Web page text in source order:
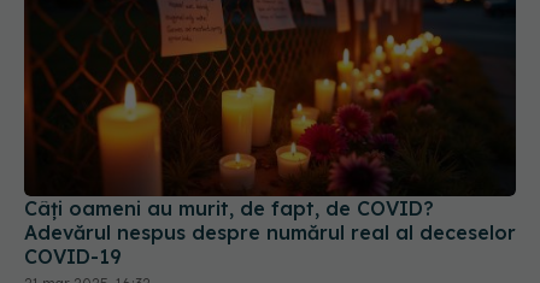
Câți oameni au murit, de fapt, de COVID?
Adevărul nespus despre numărul real al deceselor
COVID-19
21 mar 2025, 16:32